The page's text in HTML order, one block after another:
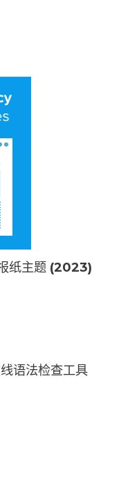
纸主题 (2023)
语法检查工具